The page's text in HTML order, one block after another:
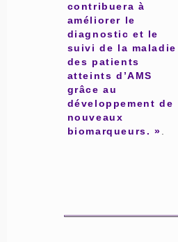
contribuera à
améliorer le
diagnostic et le
suivi de la maladie
des patients
atteints d’AMS
grâce au
développement de
nouveaux
biomarqueurs. »